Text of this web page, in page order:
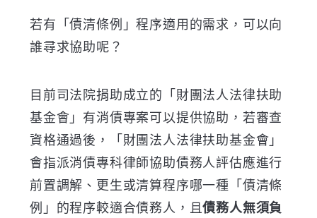
若有「債清條例」程序適用的需求，可以向
誰尋求協助呢？
目前司法院捐助成立的「財團法人法律扶助
基金會」有消債專案可以提供協助，若審查
資格通過後，「財團法人法律扶助基金會」
會指派消債專科律師協助債務人評估應進行
前置調解、更生或清算程序哪一種「債清條
例」的程序較適合債務人，且債務人無須負